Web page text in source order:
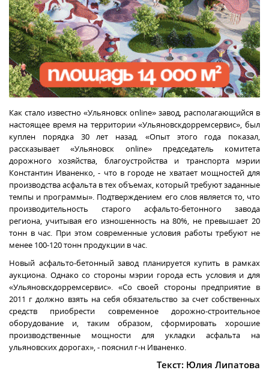
Как стало известно «Ульяновск online» завод, располагающийся в
настоящее время на территории «Ульяновскдорремсервис», был
куплен порядка 30 лет назад. «Опыт этого года показал,
рассказывает «Ульяновск online» председатель комитета
дорожного хозяйства, благоустройства и транспорта мэрии
Константин Иваненко, - что в городе не хватает мощностей для
производства асфальта в тех объемах, который требуют заданные
темпы и программы». Подтверждением его слов является то, что
производительность старого асфальто-бетонного завода
региона, учитывая его изношенность на 80%, не превышает 20
тонн в час. При этом современные условия работы требуют не
менее 100-120 тонн продукции в час.
Новый асфальто-бетонный завод планируется купить в рамках
аукциона. Однако со стороны мэрии города есть условия и для
«Ульяновскдорремсервис». «Со своей стороны предприятие в
2011 г должно взять на себя обязательство за счет собственных
средств приобрести современное дорожно-строительное
оборудование и, таким образом, сформировать хорошие
производственные мощности для укладки асфальта на
ульяновских дорогах», - пояснил г-н Иваненко.
Текст: Юлия Липатова